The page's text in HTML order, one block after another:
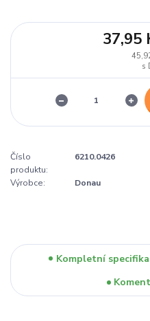
37,95
Číslo
produktu:
6210.0426
Výrobce: Donau
Kompletní